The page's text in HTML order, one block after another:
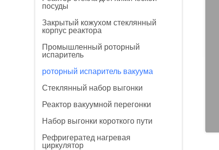
посуды
Закрытый кожухом стеклянный
корпус реактора
Промышленный роторный
испаритель
роторный испаритель вакуума
Стеклянный набор выгонки
Реактор вакуумной перегонки
Набор выгонки короткого пути
Рефригератед нагревая
циркулятор